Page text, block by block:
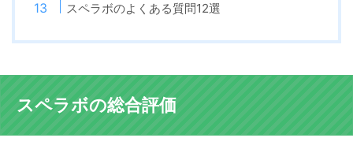
スペラボのよくある質問12選
スペラボの総合評価